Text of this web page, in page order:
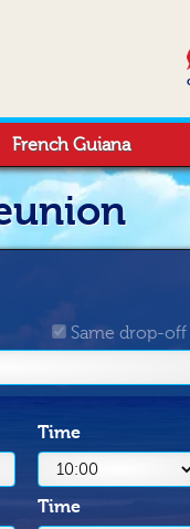
French Guiana
Same drop-off
Time
Time